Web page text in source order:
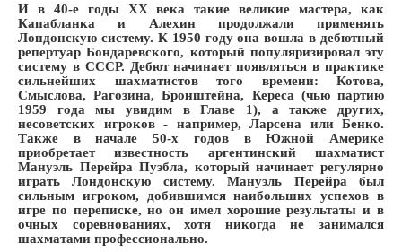
И в 40-е годы XX века такие великие мастера, как
Капабланка и Алехин продолжали применять
Лондонскую систему. К 1950 году она вошла в дебютный
репертуар Бондаревского, который популяризировал эту
систему в СССР. Дебют начинает появляться в практике
сильнейших шахматистов того времени: Котова,
Смыслова, Рагозина, Бронштейна, Кереса (чью партию
1959 года мы увидим в Главе 1), а также других,
несоветских игроков - например, Ларсена или Бенко.
Также в начале 50-х годов в Южной Америке
приобретает известность аргентинский шахматист
Мануэль Перейра Пуэбла, который начинает регулярно
играть Лондонскую систему. Мануэль Перейра был
сильным игроком, добившимся наибольших успехов в
игре по переписке, но он имел хорошие результаты и в
очных соревнованиях, хотя никогда не занимался
шахматами профессионально.